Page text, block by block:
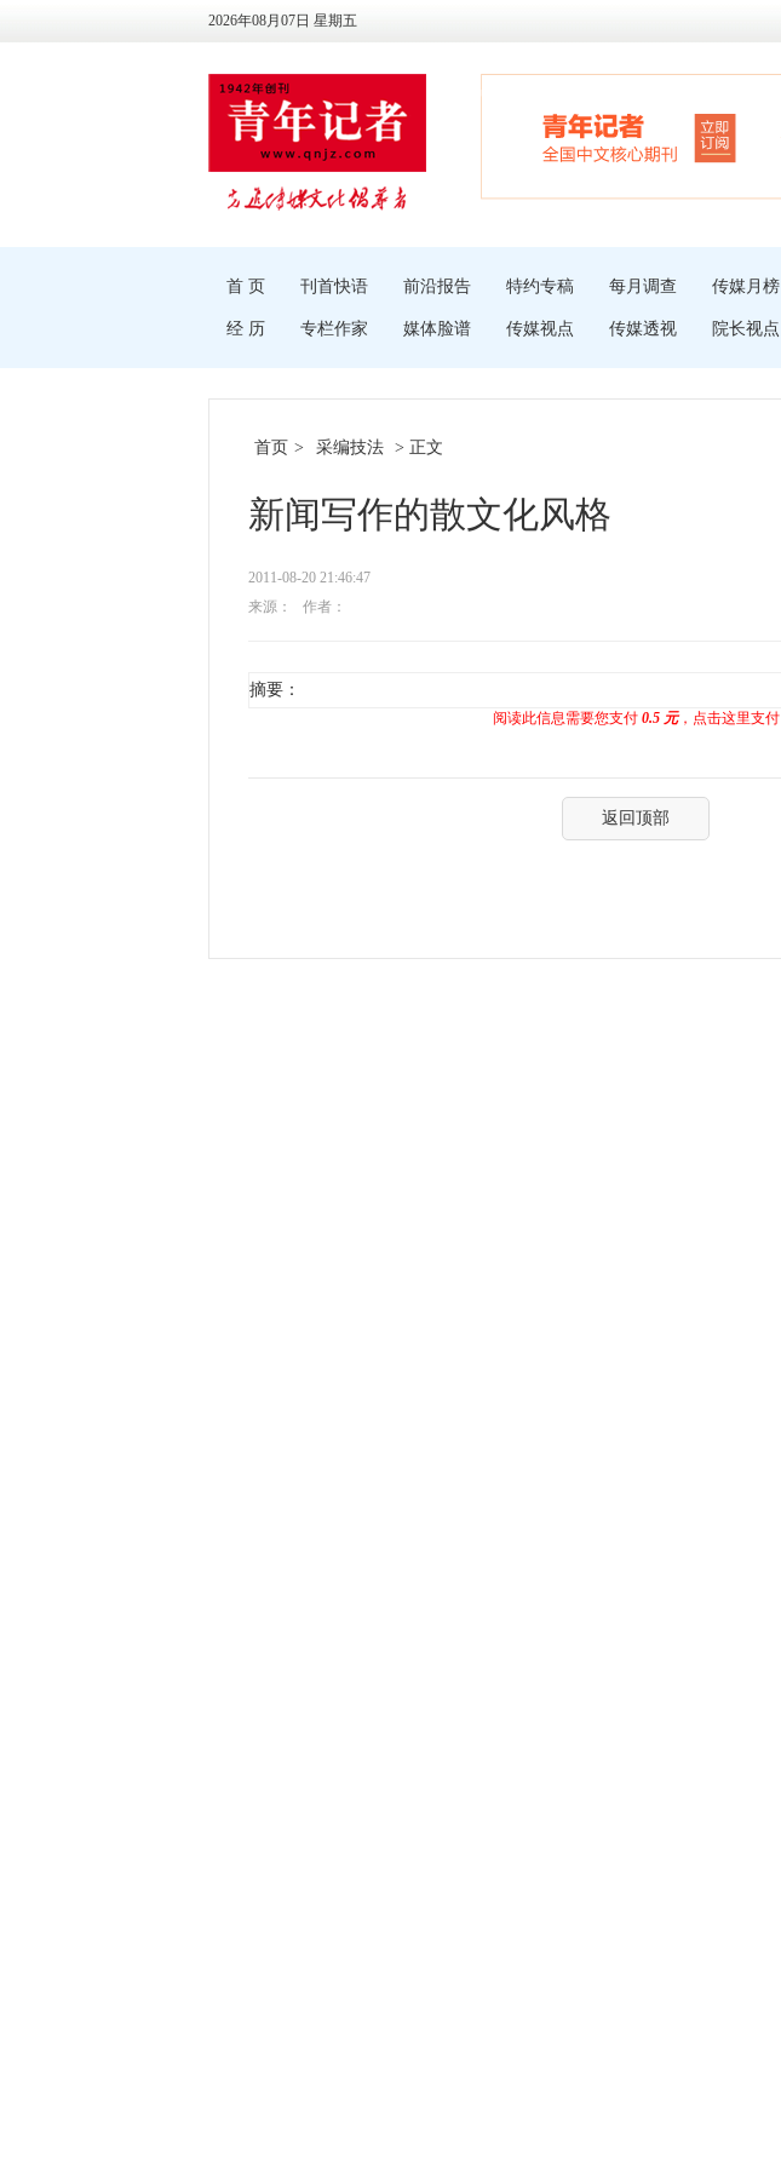
2026年08月07日 星期五
首 页 刊首快语 前沿报告 特约专稿 每月调查 传媒月榜
经 历 专栏作家 媒体脸谱 传媒视点 传媒透视 院长视点
首页 > 采编技法 > 正文
新闻写作的散文化风格
2011-08-20 21:46:47
来源：
作者：
摘要：
阅读此信息需要您支付 0.5 元，点击这里支付
返回顶部